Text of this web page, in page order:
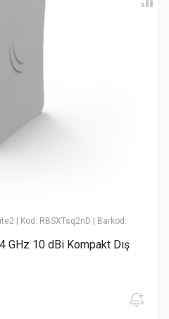
| Kod: RBSXTsq2nD | Barkod:
GHz 10 dBi Kompakt Dış